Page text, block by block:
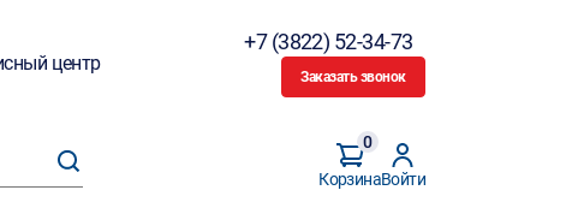
центр
+7 (3822) 52-34-73
Заказать звонок
Корзина
0
Войти